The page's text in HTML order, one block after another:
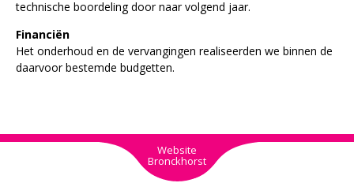
technische boordeling door naar volgend jaar.
Financiën
Het onderhoud en de vervangingen realiseerden we binnen de
daarvoor bestemde budgetten.
Website
Bronckhorst